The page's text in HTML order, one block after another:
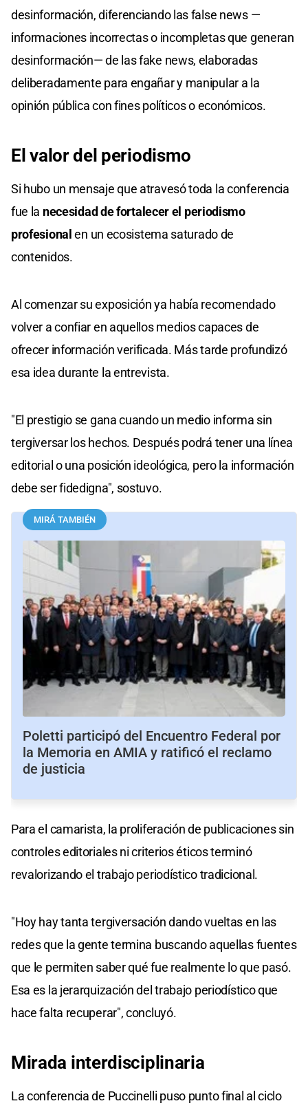
desinformación, diferenciando las false news —
informaciones incorrectas o incompletas que generan
desinformación— de las fake news, elaboradas
deliberadamente para engañar y manipular a la
opinión pública con fines políticos o económicos.
El valor del periodismo
Si hubo un mensaje que atravesó toda la conferencia
fue la necesidad de fortalecer el periodismo
profesionalen un ecosistema saturado de
contenidos.
Al comenzar su exposición ya había recomendado
volver a confiar en aquellos medios capaces de
ofrecer información verificada. Más tarde profundizó
esa idea durante la entrevista.
"El prestigio se gana cuando un medio informa sin
tergiversar los hechos. Después podrá tener una línea
editorial o una posición ideológica, pero la información
debe ser fidedigna", sostuvo.
MIRÁ TAMBIÉN
Poletti participó del Encuentro Federal por
la Memoria en AMIA y ratificó el reclamo
de justicia
Para el camarista, la proliferación de publicaciones sin
controles editoriales ni criterios éticos terminó
revalorizando el trabajo periodístico tradicional.
"Hoy hay tanta tergiversación dando vueltas en las
redes que la gente termina buscando aquellas fuentes
que le permiten saber qué fue realmente lo que pasó.
Esa es la jerarquización del trabajo periodístico que
hace falta recuperar", concluyó.
Mirada interdisciplinaria
La conferencia de Puccinelli puso punto final al ciclo